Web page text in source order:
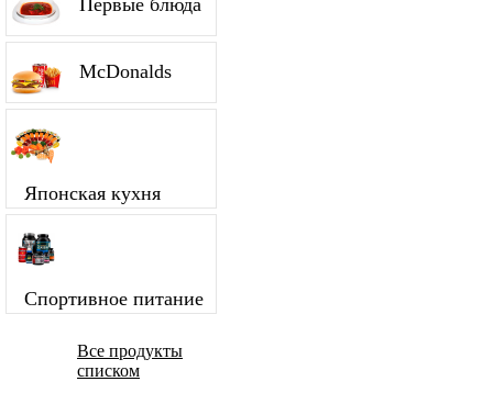
Первые блюда
McDonalds
Японская кухня
Спортивное питание
Все продукты
списком